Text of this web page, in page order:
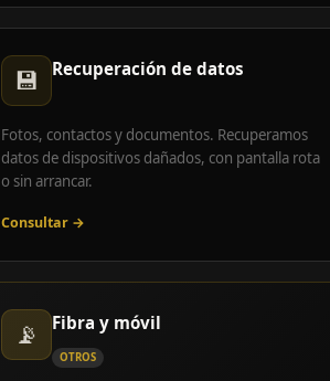
💾 Recuperación de datos
Fotos, contactos y documentos. Recuperamos
datos de dispositivos dañados, con pantalla rota
o sin arrancar.
Consultar →
📡 Fibra y móvil
OTROS